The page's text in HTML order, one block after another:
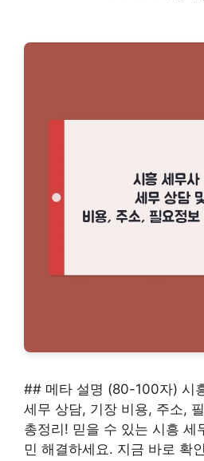
## 메타 설명 (80-100자) 시
세무 상담, 기장 비용, 주소,
총정리! 믿을 수 있는 시흥 세
민 해결하세요. 지금 바로 확